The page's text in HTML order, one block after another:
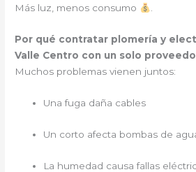
Más luz, menos consumo .
Por qué contratar plomería y
Valle Centro con un solo
Muchos problemas vienen juntos:
Una fuga daña cables
Un corto afecta bombas de
La humedad causa fallas